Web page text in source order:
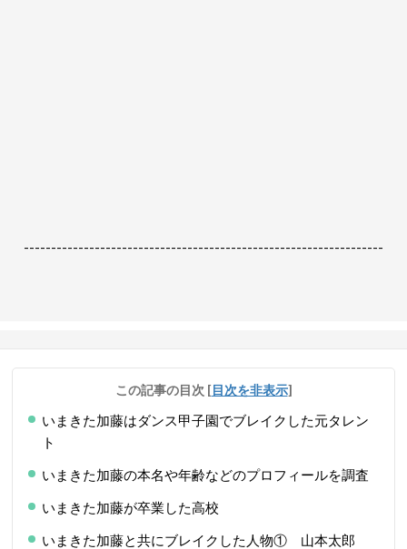
------------------------------------------------------------------
この記事の目次 [目次を非表示]
いまきた加藤はダンス甲子園でブレイクした元タレン
ト
いまきた加藤の本名や年齢などのプロフィールを調査
いまきた加藤が卒業した高校
いまきた加藤と共にブレイクした人物① 山本太郎